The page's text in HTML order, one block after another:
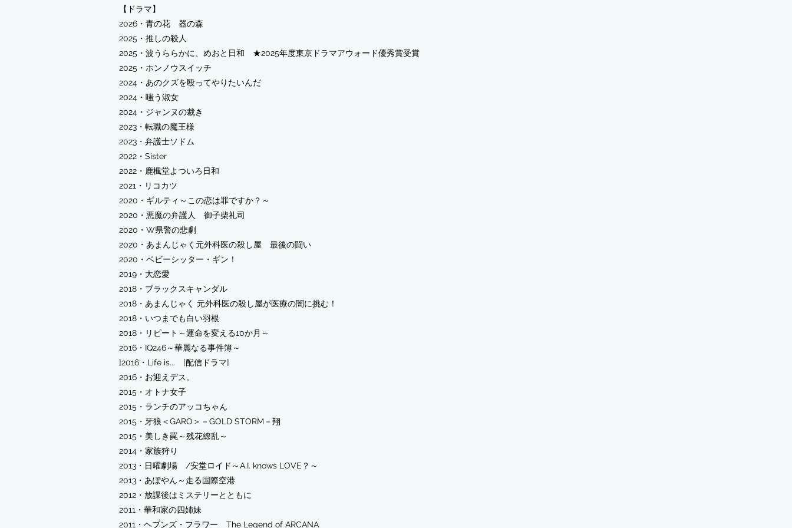
【ドラマ】
​2026・青の花 器の森
2025・推しの殺人
2025・波うららかに、めおと日和 ★2025年度東京ドラマアウォード優秀賞受賞
2025・ホンノウスイッチ
​2024・あのクズを殴ってやりたいんだ
​2024・嗤う淑女
​2024・ジャンヌの裁き
2023・転職の魔王様
​2023・弁護士ソドム
​2022・Sister
​2022・鹿楓堂よついろ日和
​2021・リコカツ
​2020・ギルティ～この恋は罪ですか？～
2020・悪魔の弁護人 御子柴礼司
2020・W県警の悲劇
​2020・あまんじゃく元外科医の殺し屋 最後の闘い
2020・ベビーシッター・ギン！
2019・大恋愛
2018・ブラックスキャンダル
2018・あまんじゃく 元外科医の殺し屋が医療の闇に挑む！
2018・いつまでも白い羽根
2018・リピート～運命を変える10か月～
2016・IQ246～華麗なる事件簿～
]2016・Life is... [配信ドラマ]
2016・お迎えデス。
2015・オトナ女子
2015・ランチのアッコちゃん
2015・牙狼＜GARO＞－GOLD STORM－翔
2015・美しき罠～残花繚乱～
2014・家族狩り
2013・日曜劇場 /安堂ロイド～A.I. knows LOVE？～
2013・あぽやん～走る国際空港
2012・放課後はミステリーとともに
2011・華和家の四姉妹
2011・ヘブンズ・フラワー The Legend of ARCANA